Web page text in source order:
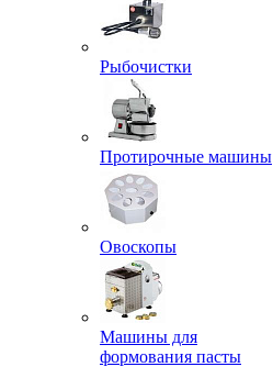
Рыбочистки
Протирочные машины
Овоскопы
Машины для
формования пасты